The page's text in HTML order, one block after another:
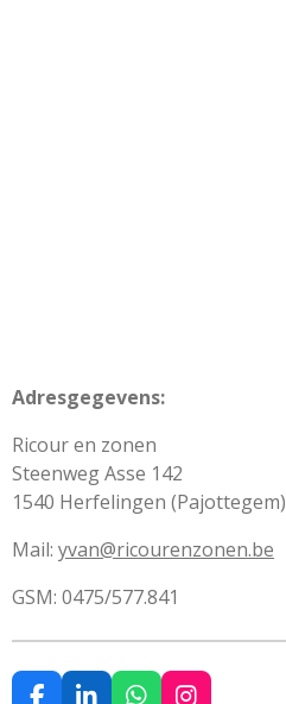
Adresgegevens:
Ricour en zonen
Steenweg Asse 142
1540 Herfelingen (Pajottegem)
Mail: yvan@ricourenzonen.be
GSM: 0475/577.841